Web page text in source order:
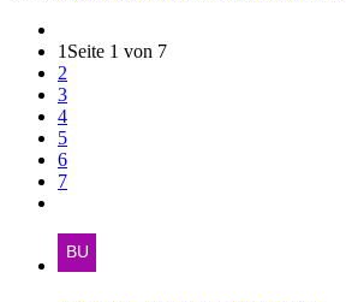
1 Seite 1 von 7
2
3
4
5
6
7